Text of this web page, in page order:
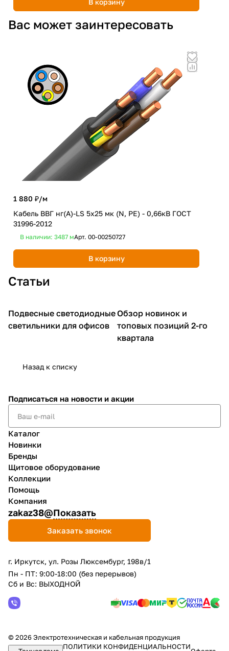
Вас может заинтересовать
1 880 ₽/м
Кабель ВВГ нг(А)-LS 5х25 мк (N, PE) - 0,66кВ ГОСТ
31996-2012
В наличии: 3487 мАрт. 00-00250727
В корзину
Статьи
Освещение для офиса
Подвесные светодиодные
светильники для офисов
Обзор новинок
Обзор новинок и
топовых позиций 2-го
квартала
Назад к списку
Подписаться на новости и акции
Каталог
Новинки
Бренды
Щитовое оборудование
Коллекции
Помощь
Компания
zakaz38@Показать
Заказать звонок
г. Иркутск, ул. Розы Люксембург, 198в/1
Пн - ПТ: 9:00-18:00 (без перерывов)
Сб и Вс: ВЫХОДНОЙ
© 2026 Электротехническая и кабельная продукция
ПОЛИТИКИ КОНФИДЕНЦИАЛЬНОСТИ